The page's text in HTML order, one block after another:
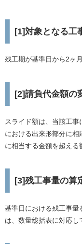
[1]対象となる工
残工期が基準日から2ヶ
[2]請負代金額の
スライド額は、当該工
における出来形部分に相
に相当する金額を超える
[3]残工事量の算
基準日における残工事
は、数量総括表に対応し